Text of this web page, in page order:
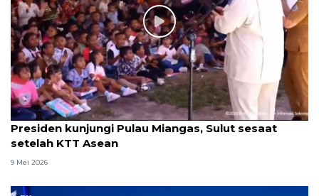
Presiden kunjungi Pulau Miangas, Sulut sesaat
setelah KTT Asean
9 Mei 2026